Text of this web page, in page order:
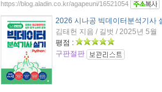
https://blog.aladin.co.kr/agapeuni/16521054
2026 시나공 빅데이터분석기사
김태헌 지음 / 길벗 / 2025년 5월
평점 :
구판절판